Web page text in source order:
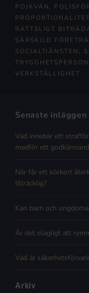
POJKVÄN,
RÄTTSLIGT
SÄRSKILD
SOCIALTJÄNSTEN ,
TRYGGHETSPERSON
VERKSTÄLLIGHET
Senaste inläggen
Vad innebär ett
medför ett
När får ett körkort
tillräcklig?
Kan barn och
Är det olagligt att
Vad är
Arkiv